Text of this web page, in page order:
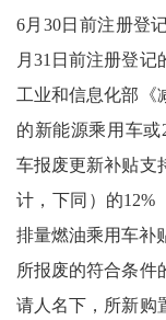
6月30日前注册登
月31日前注册登记
工业和信息化部《
的新能源乘用车
车报废更新补贴支
计，下同）的12%
排量燃油乘用车补
所报废的符合条件
请人名下，所新购